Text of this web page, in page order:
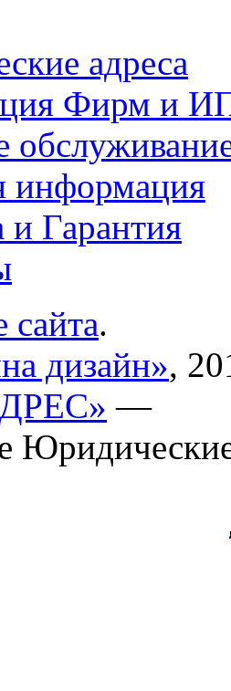
адреса
Фирм и
информация
и Гарантия
сайта.
дизайн»,
—